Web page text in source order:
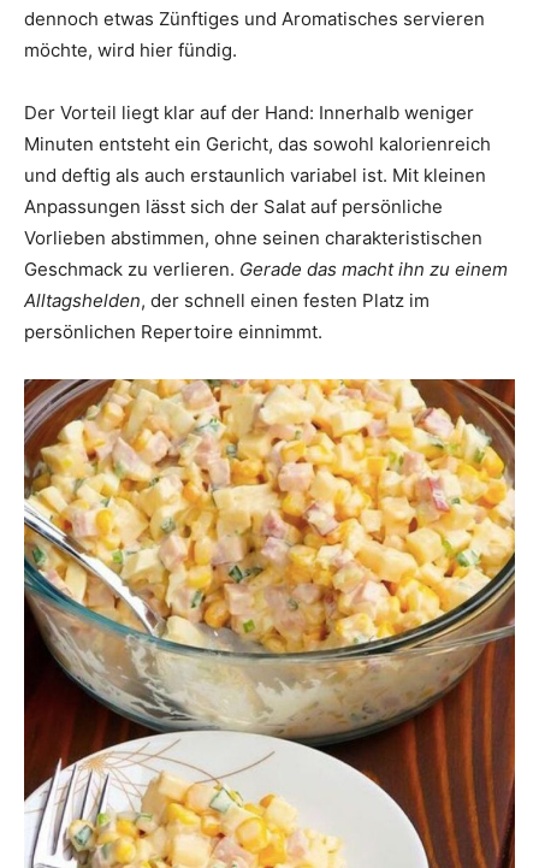
dennoch etwas Zünftiges und Aromatisches servieren
möchte, wird hier fündig.
Der Vorteil liegt klar auf der Hand: Innerhalb weniger
Minuten entsteht ein Gericht, das sowohl kalorienreich
und deftig als auch erstaunlich variabel ist. Mit kleinen
Anpassungen lässt sich der Salat auf persönliche
Vorlieben abstimmen, ohne seinen charakteristischen
Geschmack zu verlieren. Gerade das macht ihn zu einem
Alltagshelden, der schnell einen festen Platz im
persönlichen Repertoire einnimmt.